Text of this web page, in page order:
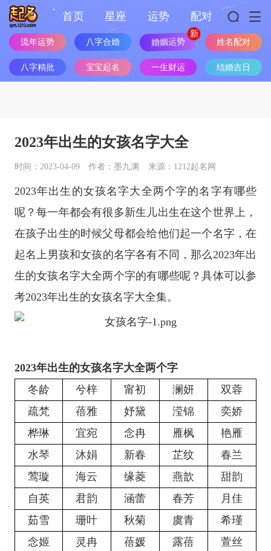
首页 星座 运势 配对
流年运势 八字合婚 婚姻运势 姓名配对
八字精批 宝宝起名 一生财运 结婚吉日
2023年出生的女孩名字大全
时间：2023-04-09 作者：墨九渊 来源：1212起名网
2023年出生的女孩名字大全两个字的名字有哪些
呢？每一年都会有很多新生儿出生在这个世界上，
在孩子出生的时候父母都会给他们起一个名字，在
起名上男孩和女孩的名字各有不同，那么2023年出
生的女孩名字大全两个字的有哪些呢？具体可以参
考2023年出生的女孩名字大全集。
2023年出生的女孩名字大全两个字
冬龄
兮梓 甯初 澜妍
双蓉
疏梵
蓓雅 妤黛 滢锦
奕娇
桦琳
宜宛 念冉 雁枫
艳雁
水琴
沐娟 新春 芷纹
春兰
莺璇
海云 缘菱 燕歆
甜韵
自英
君韵 涵蕾 春芳
月佳
茹雪
珊叶 秋菊 虞青
希瑾
念姬
灵冉 蓓媛 露蓓
萱丝